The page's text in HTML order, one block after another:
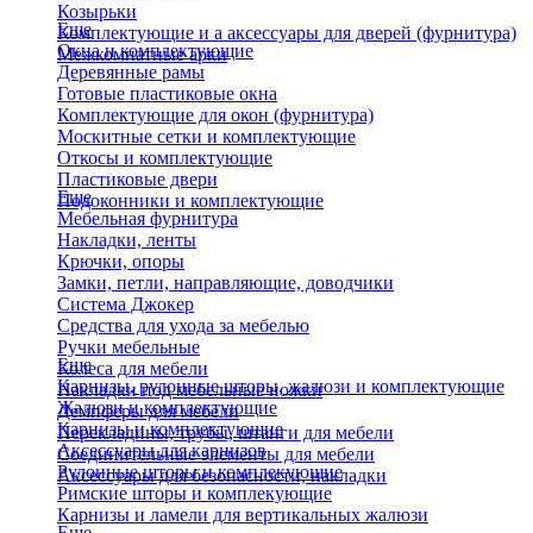
Козырьки
Комплектующие и а аксессуары для дверей (фурнитура)
Межкомнатные арки
Еще
Окна и комплектующие
Деревянные рамы
Готовые пластиковые окна
Комплектующие для окон (фурнитура)
Москитные сетки и комплектующие
Откосы и комплектующие
Пластиковые двери
Подоконники и комплектующие
Еще
Мебельная фурнитура
Накладки, ленты
Крючки, опоры
Замки, петли, направляющие, доводчики
Система Джокер
Средства для ухода за мебелью
Ручки мебельные
Колеса для мебели
Накладки под мебельные ножки
Демпферы для мебели
Перекладины, трубы, штанги для мебели
Соединительные элементы для мебели
Аксессуары для безопасности, накладки
Еще
Карнизы, рулонные шторы, жалюзи и комплектующие
Жалюзи и комплектующие
Карнизы и комплектующие
Аксессуары для карнизов
Рулонные шторы и комплекующие
Римские шторы и комплекующие
Карнизы и ламели для вертикальных жалюзи